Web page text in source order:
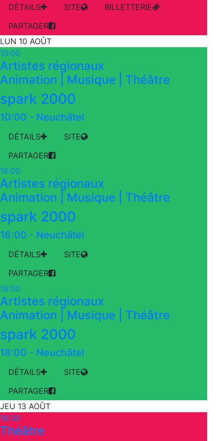
DÉTAILS SITE
BILLETTERIE
PARTAGER
LUN 10 AOÛT
10:00
Artistes régionaux
Animation | Musique | Théâtre
spark 2000
10:00 - Neuchâtel
DÉTAILS
SITE
PARTAGER
16:00
Artistes régionaux
Animation | Musique | Théâtre
spark 2000
16:00 - Neuchâtel
DÉTAILS
SITE
PARTAGER
18:00
Artistes régionaux
Animation | Musique | Théâtre
spark 2000
18:00 - Neuchâtel
DÉTAILS
SITE
PARTAGER
JEU 13 AOÛT
16:30
Théâtre